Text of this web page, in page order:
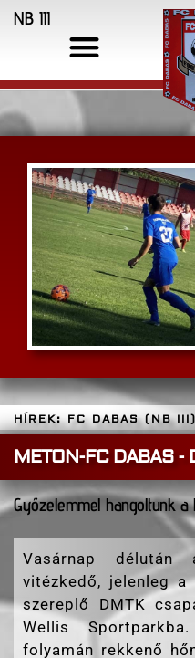
NB III
HÍREK: FC DABAS (NB III)
METON-FC DABAS -
Győzelemmel hangoltunk
Vasárnap
vitézkedő, jelenleg a
szereplő DMTK
Wellis
folyamán rekkenő